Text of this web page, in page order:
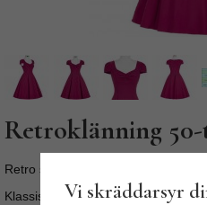
Retroklänning
Retro swing dress - Amanda från
Klassisk klänning med smickrande
Vi skräddarsyr